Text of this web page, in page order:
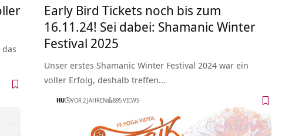
Early Bird Tickets noch bis zum
16.11.24! Sei dabei: Shamanic Winter
Festival 2025
Unser erstes Shamanic Winter Festival 2024 war ein
voller Erfolg, deshalb treffen…
HU VOR 2 JAHREN 895 VIEWS